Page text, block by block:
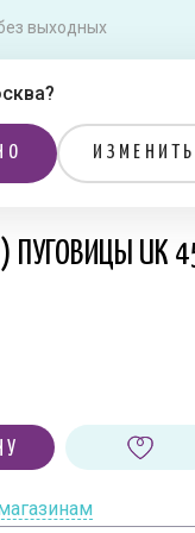
выходных
?ЛИТЕРАТУРА
ПУГОВИЦЫ